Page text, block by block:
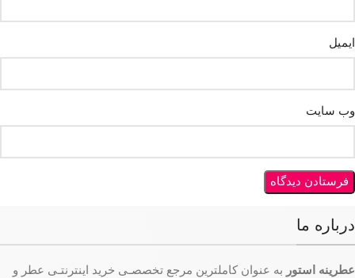
ایمیل
وب‌ سایت
درباره ما
عطرینه استور به عنوان کاملترین مرجع تخصصـی خرید اینترنتـی عطر و